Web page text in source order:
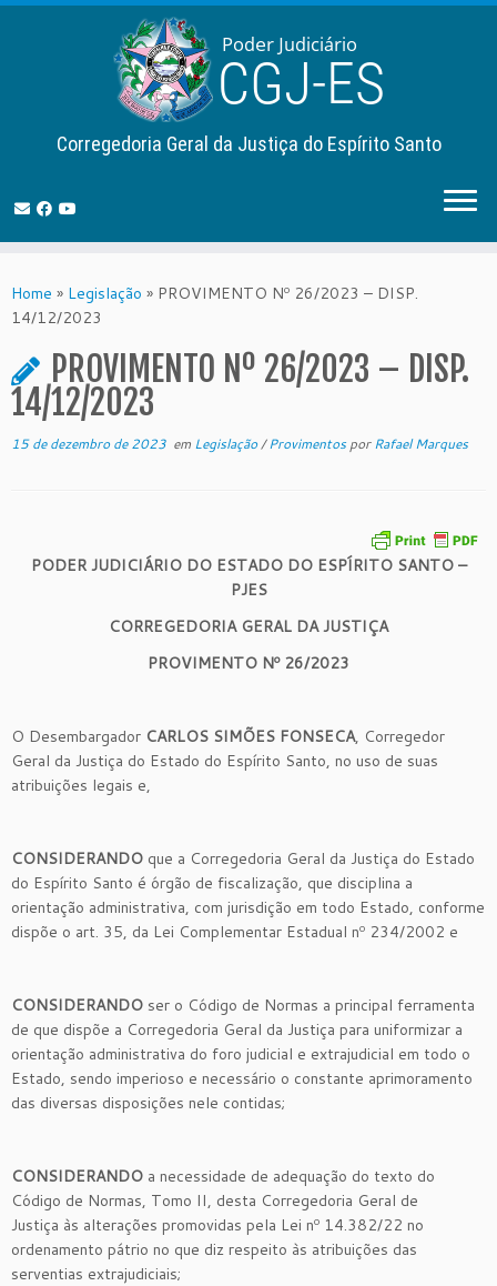
to
content
Corregedoria Geral da Justiça do Espírito Santo
Home » Legislação » PROVIMENTO Nº 26/2023 – DISP.
14/12/2023
PROVIMENTO Nº 26/2023 – DISP.
14/12/2023
15 de dezembro de 2023 em Legislação/ProvimentosporRafael Marques
PODER JUDICIÁRIO DO ESTADO DO ESPÍRITO SANTO –
PJES
CORREGEDORIA GERAL DA JUSTIÇA
PROVIMENTO Nº 26/2023
O Desembargador CARLOS SIMÕES FONSECA, Corregedor
Geral da Justiça do Estado do Espírito Santo, no uso de suas
atribuições legais e,
CONSIDERANDO que a Corregedoria Geral da Justiça do Estado
do Espírito Santo é órgão de fiscalização, que disciplina a
orientação administrativa, com jurisdição em todo Estado, conforme
dispõe o art. 35, da Lei Complementar Estadual nº 234/2002 e
CONSIDERANDO ser o Código de Normas a principal ferramenta
de que dispõe a Corregedoria Geral da Justiça para uniformizar a
orientação administrativa do foro judicial e extrajudicial em todo o
Estado, sendo imperioso e necessário o constante aprimoramento
das diversas disposições nele contidas;
CONSIDERANDO a necessidade de adequação do texto do
Código de Normas, Tomo II, desta Corregedoria Geral de
Justiça às alterações promovidas pela Lei nº 14.382/22 no
ordenamento pátrio no que diz respeito às atribuições das
serventias extrajudiciais;